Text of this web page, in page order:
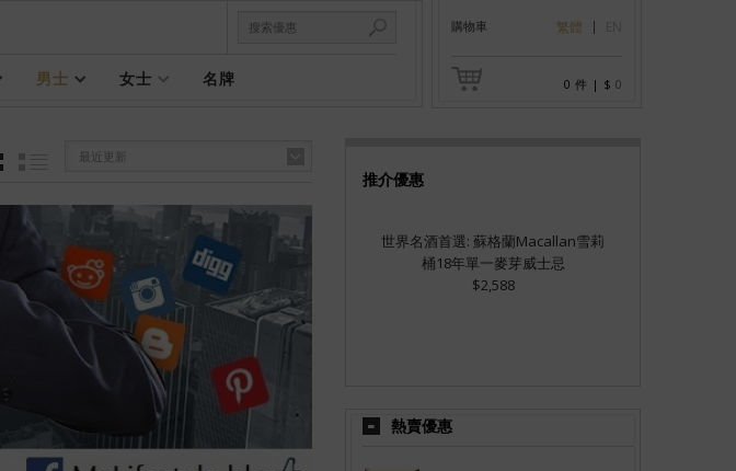
男士 女士 名牌
購物車 繁體
0 件 | $ 0
最近更新
LIST
推介優惠
世界名酒首選: 蘇格蘭Macallan雪莉
桶18年單一麥芽威士忌
$2,588
熱賣優惠